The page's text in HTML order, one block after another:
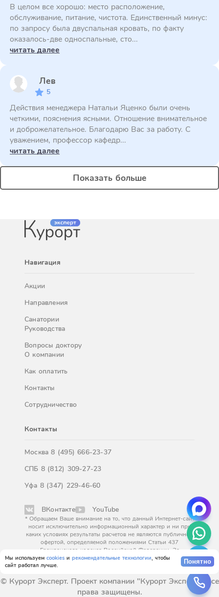
Мы используем cookies и рекомендательные технологии, чтобы
сайт работал лучше.
Понятно
В целом все хорошо: место расположение,
обслуживание, питание, чистота. Единственный минус:
по запросу была двуспальная кровать, по факту
оказалось-две односпальные, сто...
читать далее
Лев
5
Действия менеджера Натальи Яценко были очень
четкими, пояснения ясными. Отношение внимательное
и доброжелательное. Благодарю Вас за работу. С
уважением, профессор кафедр...
читать далее
Показать больше
Навигация
Акции
Направления
Санатории
Руководства
Вопросы доктору
О компании
Как оплатить
Контакты
Сотрудничество
Контакты
Москва8 (495) 666-23-37
СПБ 8 (812) 309-27-23
Уфа 8 (347) 229-46-60
ВКонтакте YouTube
* Обращаем Ваше внимание на то, что данный Интернет-сайт
носит исключительно информационный характер и ни при
каких условиях результаты расчетов не являются публичной
офертой, определяемой положениями Статьи 437
Гражданского кодекса Российской Федерации. За
окончательным расчетом обращайтесь к нашим менеджерам.
© Курорт Эксперт. Проект компании "Курорт Эксперт". Все
права защищены.